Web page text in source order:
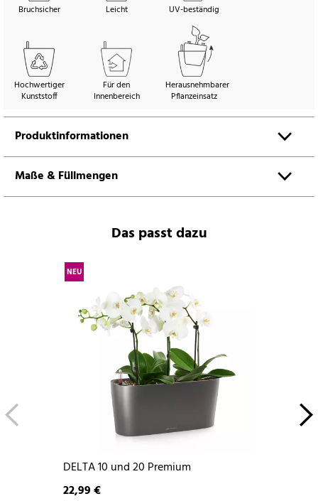
Bruchsicher Leicht UV-beständig
Hochwertiger
Kunststoff
Für den
Innenbereich
Herausnehmbarer
Pflanzeinsatz
Produktinformationen
Maße & Füllmengen
Das passt dazu
NEU
DELTA 10 und 20 Premium
22,99 €